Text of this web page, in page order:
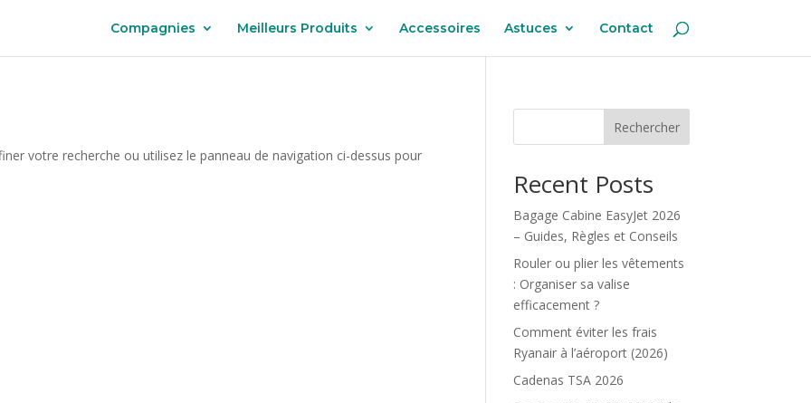
Compagnies Meilleurs Produits Accessoires Astuces Contact
votre recherche ou utilisez le panneau de navigation ci-dessus pour
Rechercher
Recent Posts
Bagage Cabine EasyJet 2026
– Guides, Règles et Conseils
Rouler ou plier les vêtements
: Organiser sa valise
efficacement ?
Comment éviter les frais
Ryanair à l’aéroport (2026)
Cadenas TSA 2026